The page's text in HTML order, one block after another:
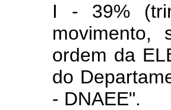
I - 39%
ordem da
do
- DNAEE".